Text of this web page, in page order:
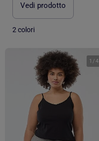
Vedi prodotto
2 colori
1 /4